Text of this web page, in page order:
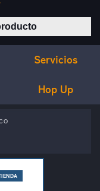
Servicios
Hop Up